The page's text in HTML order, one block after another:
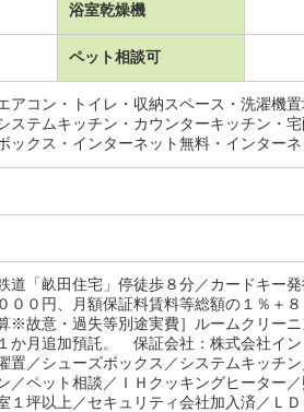
浴室乾燥機
ペット相談可
アコン・トイレ・収納スペース・洗濯機
ステムキッチン・カウンターキッチン・
ックス・インターネット無料・インター
道「畝田住宅」停徒歩８分／カードキー
００円、月額保証料賃料等総額の１％＋
※故意・過失等別途実費］ルームクリー
か月追加預託。 保証会社：株式会社イ
置／シューズボックス／システムキッチ
／ペット相談／ＩＨクッキングヒーター
１坪以上／セキュリティ会社加入済／Ｌ